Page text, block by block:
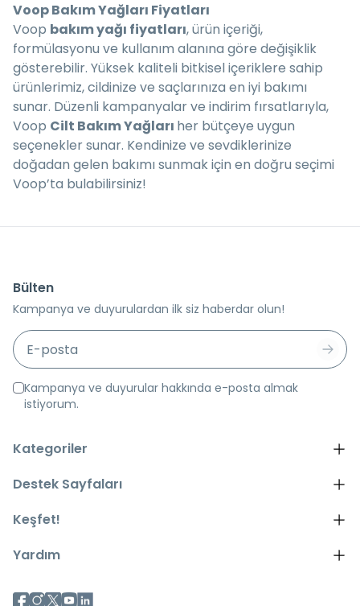
Voop Bakım Yağları Fiyatları
Voop bakım yağı fiyatları, ürün içeriği,
formülasyonu ve kullanım alanına göre değişiklik
gösterebilir. Yüksek kaliteli bitkisel içeriklere sahip
ürünlerimiz, cildinize ve saçlarınıza en iyi bakımı
sunar. Düzenli kampanyalar ve indirim fırsatlarıyla,
Voop Cilt Bakım Yağları her bütçeye uygun
seçenekler sunar. Kendinize ve sevdiklerinize
doğadan gelen bakımı sunmak için en doğru seçimi
Voop’ta bulabilirsiniz!
Bülten
Kampanya ve duyurulardan ilk siz haberdar olun!
Kampanya ve duyurular hakkında e-posta almak
istiyorum.
Kategoriler
Destek Sayfaları
Keşfet!
Yardım